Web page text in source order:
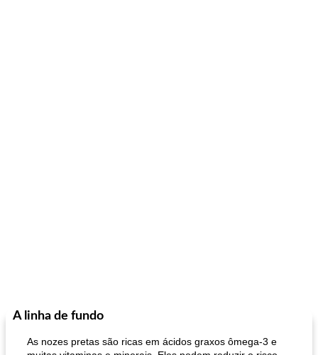
A linha de fundo
As nozes pretas são ricas em ácidos graxos ômega-3 e